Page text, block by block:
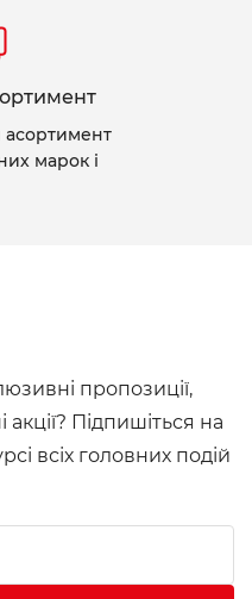
марок і
пропозиції,
Підпишіться на
всіх головних подій